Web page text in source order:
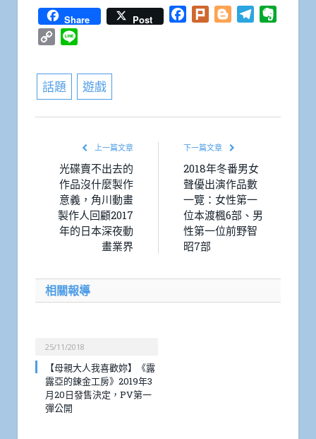
Share Post Facebook
Plurk BloggerTelegram
Copy
話題 遊戲
上一篇文章
光碟賣不出去的
作品沒什麼製作
意義，角川動畫
製作人回顧2017
年的日本深夜動
畫業界
下一篇文章
2018年冬番男女
聲優出演作品數
一覽：女性第一
位本渡楓6部、男
性第一位前野智
昭7部
相關報導
25/11/2018
【母親大人我喜歡妳】《露
露亞的鍊金工房》2019年3
月20日發售決定，PV第一
彈公開